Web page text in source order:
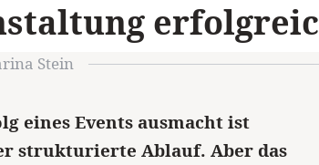
Stein
eines Events ausmacht ist
strukturierte Ablauf. Aber das